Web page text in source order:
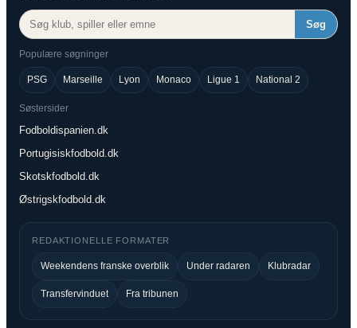
Søg
Populære søgninger
PSG Marseille Lyon Monaco Ligue 1 National 2
Søstersider
Fodboldispanien.dk
Portugisiskfodbold.dk
Skotskfodbold.dk
Østrigskfodbold.dk
REDAKTIONELLE FORMATER
Weekendens franske overblik Under radaren Klubradar
Transfervinduet Fra tribunen